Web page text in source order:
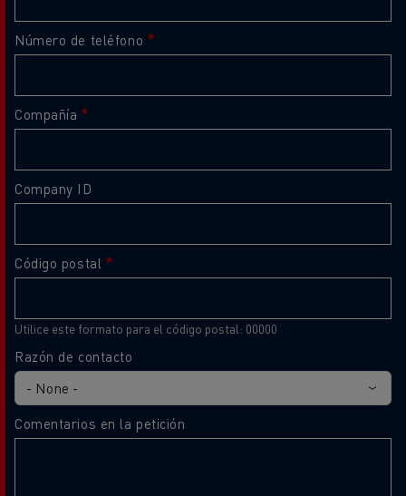
Número de teléfono
Compañía
Company ID
Código postal
Utilice este formato para el código postal: 00000
Razón de contacto
Comentarios en la petición